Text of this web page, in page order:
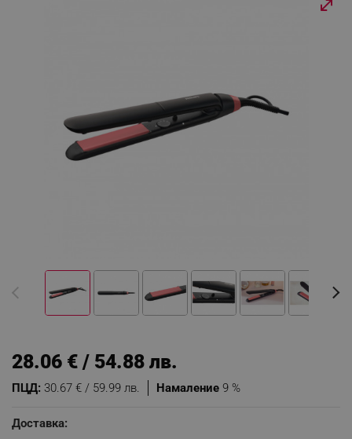
Намаление 9 %
ПЦД: 30.67 € / 59.99 лв.
28.06 € / 54.88 лв.
Доставка: